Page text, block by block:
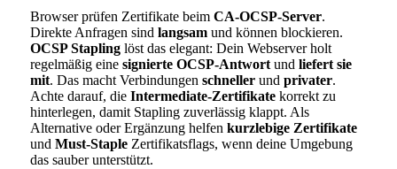
Browser prüfen Zertifikate beim CA-OCSP-Server.
Direkte Anfragen sind langsamund können blockieren.
OCSP Staplinglöst das elegant: Dein Webserver holt
regelmäßig eine signierte OCSP-Antwortund liefert sie
mit. Das macht Verbindungen schnellerund privater.
Achte darauf, die Intermediate-Zertifikatekorrekt zu
hinterlegen, damit Stapling zuverlässig klappt. Als
Alternative oder Ergänzung helfen kurzlebige Zertifikate
und Must-StapleZertifikatsflags, wenn deine Umgebung
das sauber unterstützt.